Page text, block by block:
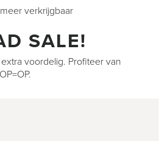
verkrijgbaar
SALE!
voordelig. Profiteer van